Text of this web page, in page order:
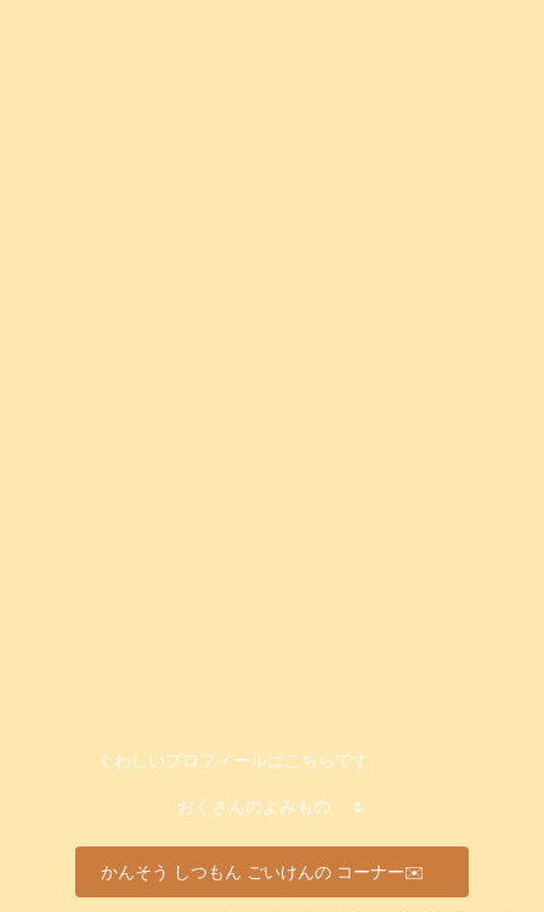
くわしいプロフィールはこちらです
おくさんのよみもの 🌷
かんそう しつもん ごいけんの コーナー✉️